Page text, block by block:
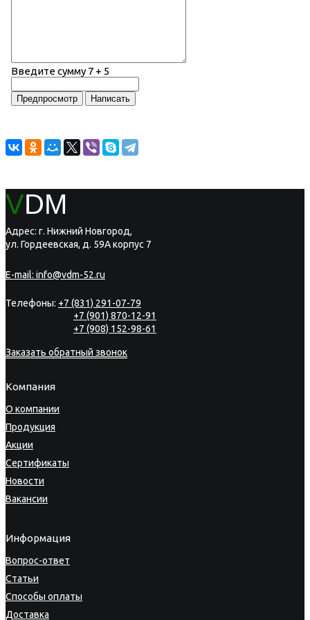
Введите сумму 7 + 5
VDM
Адрес: г. Нижний Новгород,
ул. Гордеевская, д. 59А корпус 7
E-mail: info@vdm-52.ru
Телефоны: +7 (831) 291-07-79
+7 (901) 870-12-91
+7 (908) 152-98-61
Заказать обратный звонок
Компания
О компании
Продукция
Акции
Сертификаты
Новости
Вакансии
Информация
Вопрос-ответ
Статьи
Способы оплаты
Доставка